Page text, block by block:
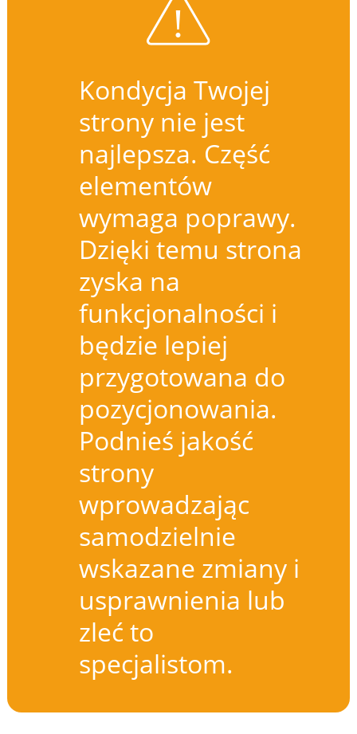
Kondycja Twojej
strony nie jest
najlepsza. Część
elementów
wymaga poprawy.
Dzięki temu strona
zyska na
funkcjonalności i
będzie lepiej
przygotowana do
pozycjonowania.
Podnieś jakość
strony
wprowadzając
samodzielnie
wskazane zmiany i
usprawnienia lub
zleć to
specjalistom.